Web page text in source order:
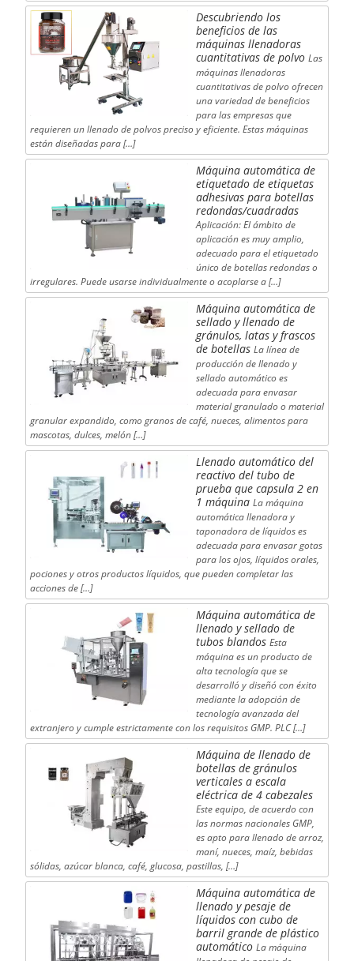
Descubriendo los
beneficios de las
máquinas llenadoras
cuantitativas de polvo Las
máquinas llenadoras
cuantitativas de polvo ofrecen
una variedad de beneficios
para las empresas que
requieren un llenado de polvos preciso y eficiente. Estas máquinas
están diseñadas para […]
Máquina automática de
etiquetado de etiquetas
adhesivas para botellas
redondas/cuadradas
Aplicación: El ámbito de
aplicación es muy amplio,
adecuado para el etiquetado
único de botellas redondas o
irregulares. Puede usarse individualmente o acoplarse a […]
Máquina automática de
sellado y llenado de
gránulos, latas y frascos
de botellas La línea de
producción de llenado y
sellado automático es
adecuada para envasar
material granulado o material
granular expandido, como granos de café, nueces, alimentos para
mascotas, dulces, melón […]
Llenado automático del
reactivo del tubo de
prueba que capsula 2 en
1 máquina La máquina
automática llenadora y
taponadora de líquidos es
adecuada para envasar gotas
para los ojos, líquidos orales,
pociones y otros productos líquidos, que pueden completar las
acciones de […]
Máquina automática de
llenado y sellado de
tubos blandos Esta
máquina es un producto de
alta tecnología que se
desarrolló y diseñó con éxito
mediante la adopción de
tecnología avanzada del
extranjero y cumple estrictamente con los requisitos GMP. PLC […]
Máquina de llenado de
botellas de gránulos
verticales a escala
eléctrica de 4 cabezales
Este equipo, de acuerdo con
las normas nacionales GMP,
es apto para llenado de arroz,
maní, nueces, maíz, bebidas
sólidas, azúcar blanca, café, glucosa, pastillas, […]
Máquina automática de
llenado y pesaje de
líquidos con cubo de
barril grande de plástico
automático La máquina